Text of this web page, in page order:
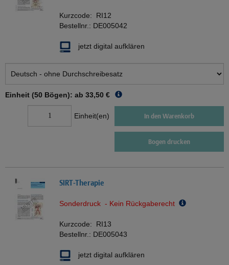
Kurzcode: RI12
Bestellnr.: DE005042
jetzt digital aufklären
Einheit (50 Bögen): ab 33,50 €
Einheit(en) In den Warenkorb
Bogen drucken
SIRT-Therapie
Sonderdruck - Kein Rückgaberecht
Kurzcode: RI13
Bestellnr.: DE005043
jetzt digital aufklären